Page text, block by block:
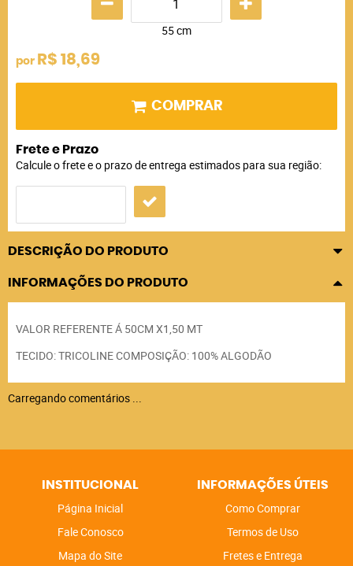
55 cm
por R$ 18,69
COMPRAR
Frete e Prazo
Calcule o frete e o prazo de entrega estimados para sua região:
DESCRIÇÃO DO PRODUTO
INFORMAÇÕES DO PRODUTO
VALOR REFERENTE Á 50CM X1,50 MT
TECIDO: TRICOLINE COMPOSIÇÃO: 100% ALGODÃO
Carregando comentários ...
INSTITUCIONAL
Página Inicial
Fale Conosco
Mapa do Site
INFORMAÇÕES ÚTEIS
Como Comprar
Termos de Uso
Fretes e Entrega